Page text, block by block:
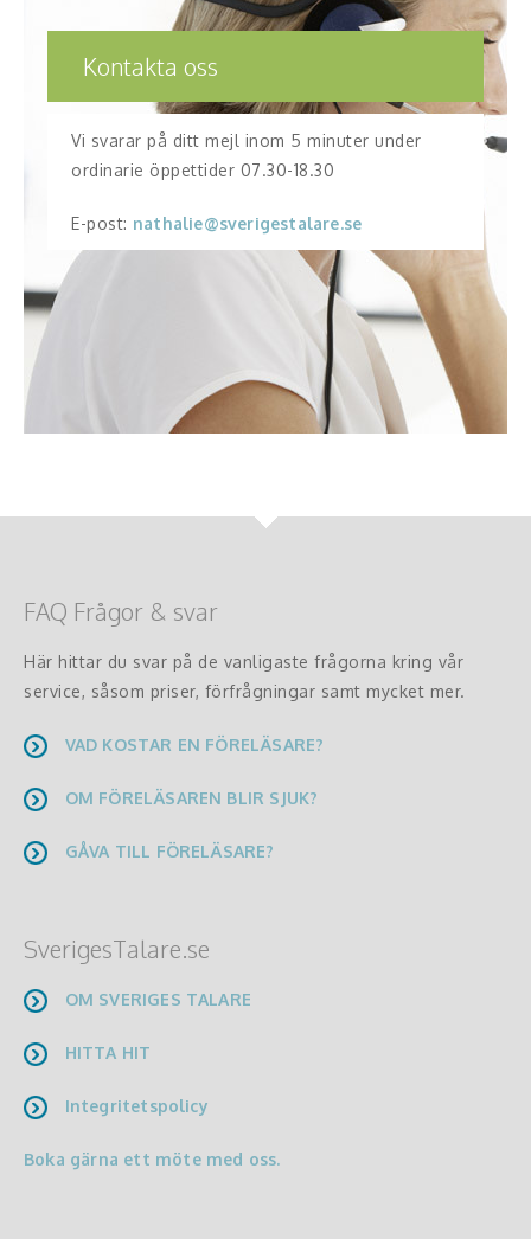
Kontakta oss
Vi svarar på ditt mejl inom 5 minuter under
ordinarie öppettider 07.30-18.30
E-post: nathalie@sverigestalare.se
FAQ Frågor & svar
Här hittar du svar på de vanligaste frågorna kring vår
service, såsom priser, förfrågningar samt mycket mer.
VAD KOSTAR EN FÖRELÄSARE?
OM FÖRELÄSAREN BLIR SJUK?
GÅVA TILL FÖRELÄSARE?
SverigesTalare.se
OM SVERIGES TALARE
HITTA HIT
Integritetspolicy
Boka gärna ett möte med oss.